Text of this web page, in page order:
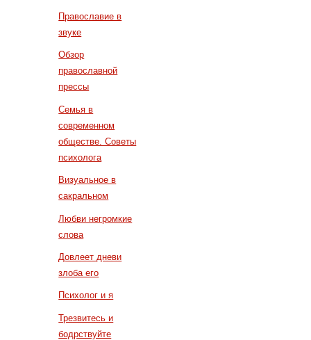
Православие в
звуке
Обзор
православной
прессы
Семья в
современном
обществе. Советы
психолога
Визуальное в
сакральном
Любви негромкие
слова
Довлеет дневи
злоба его
Психолог и я
Трезвитесь и
бодрствуйте